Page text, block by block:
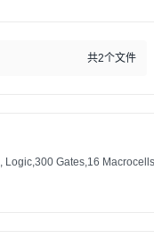
共2个文件
Logic,300 Gates,16 Macrocells